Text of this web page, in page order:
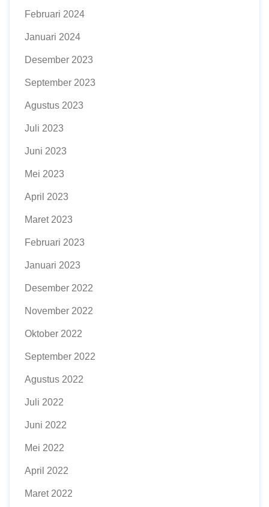
Februari 2024
Januari 2024
Desember 2023
September 2023
Agustus 2023
Juli 2023
Juni 2023
Mei 2023
April 2023
Maret 2023
Februari 2023
Januari 2023
Desember 2022
November 2022
Oktober 2022
September 2022
Agustus 2022
Juli 2022
Juni 2022
Mei 2022
April 2022
Maret 2022